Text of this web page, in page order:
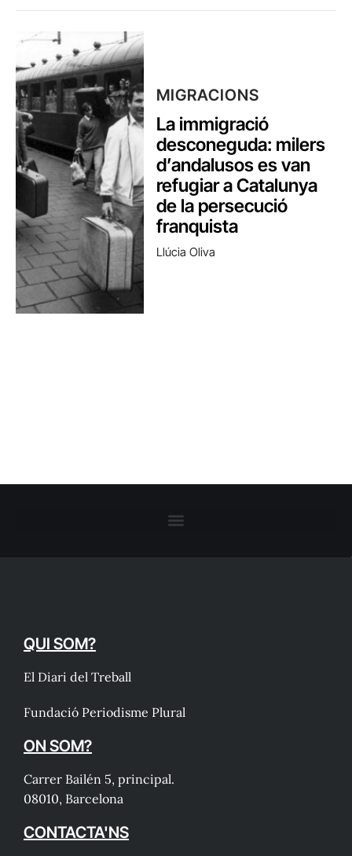
MIGRACIONS
La immigració
desconeguda: milers
d’andalusos es van
refugiar a Catalunya
de la persecució
franquista
Llúcia Oliva
QUI SOM?
El Diari del Treball
Fundació Periodisme Plural
ON SOM?
Carrer Bailén 5, principal.
08010, Barcelona
CONTACTA'NS